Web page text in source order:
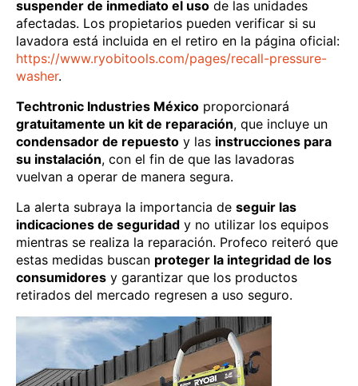
suspender de inmediato el uso de las unidades
afectadas. Los propietarios pueden verificar si su
lavadora está incluida en el retiro en la página oficial:
https://www.ryobitools.com/pages/recall-pressure-
washer.
Techtronic Industries México proporcionará
gratuitamente un kit de reparación, que incluye un
condensador de repuesto y las instrucciones para
su instalación, con el fin de que las lavadoras
vuelvan a operar de manera segura.
La alerta subraya la importancia de seguir las
indicaciones de seguridad y no utilizar los equipos
mientras se realiza la reparación. Profeco reiteró que
estas medidas buscan proteger la integridad de los
consumidores y garantizar que los productos
retirados del mercado regresen a uso seguro.